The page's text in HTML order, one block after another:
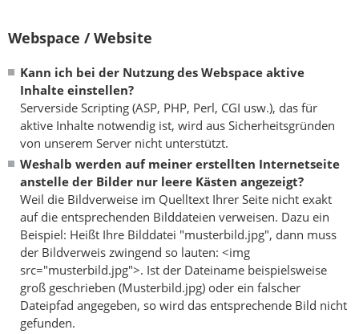
Webspace / Website
Kann ich bei der Nutzung des Webspace aktive
Inhalte einstellen?
Serverside Scripting (ASP, PHP, Perl, CGI usw.), das für
aktive Inhalte notwendig ist, wird aus Sicherheitsgründen
von unserem Server nicht unterstützt.
Weshalb werden auf meiner erstellten Internetseite
anstelle der Bilder nur leere Kästen angezeigt?
Weil die Bildverweise im Quelltext Ihrer Seite nicht exakt
auf die entsprechenden Bilddateien verweisen. Dazu ein
Beispiel: Heißt Ihre Bilddatei "musterbild.jpg", dann muss
der Bildverweis zwingend so lauten: <img
src="musterbild.jpg">. Ist der Dateiname beispielsweise
groß geschrieben (Musterbild.jpg) oder ein falscher
Dateipfad angegeben, so wird das entsprechende Bild nicht
gefunden.